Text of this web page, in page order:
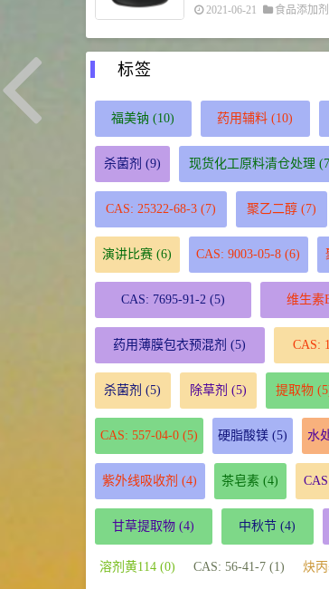
2021-06-21 食品添加
标签
福美钠 (10) 药用辅料 (10)
杀菌剂 (9) 现货化工原料清仓处理
CAS: 25322-68-3(7) 聚乙二醇(7)
演讲比赛 (6) CAS: 9003-05-8 (6)
CAS: 7695-91-2 (5) 维生素
药用薄膜包衣预混剂 (5) CAS:
杀菌剂 (5) 除草剂 (5) 提取物
CAS: 557-04-0(5) 硬脂酸镁(5) 水
紫外线吸收剂 (4) 茶皂素 (4)
甘草提取物 (4) 中秋节 (4)
溶剂黄114 (0) CAS: 56-41-7 (1) 炔